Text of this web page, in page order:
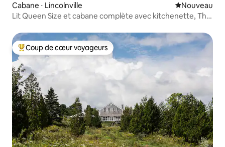
Cabane ⋅ Lincolnville Nouvel
Nouveau
Lit Queen Size et cabane complète avec kitchenette, The
Coups de cœur voyageurs les plus appréciés
Coup de cœur voyageurs